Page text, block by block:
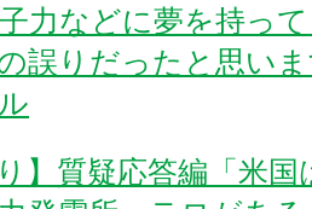
力などに夢を持っ
誤りだったと思い
】質疑応答編「米